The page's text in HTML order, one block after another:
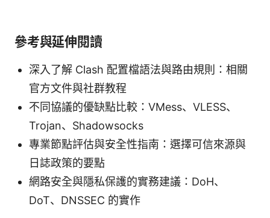
參考與延伸閱讀
深入了解 Clash 配置檔語法與路由規則：相關
官方文件與社群教程
不同協議的優缺點比較：VMess、VLESS、
Trojan、Shadowsocks
專業節點評估與安全性指南：選擇可信來源與
日誌政策的要點
網路安全與隱私保護的實務建議：DoH、
DoT、DNSSEC 的實作